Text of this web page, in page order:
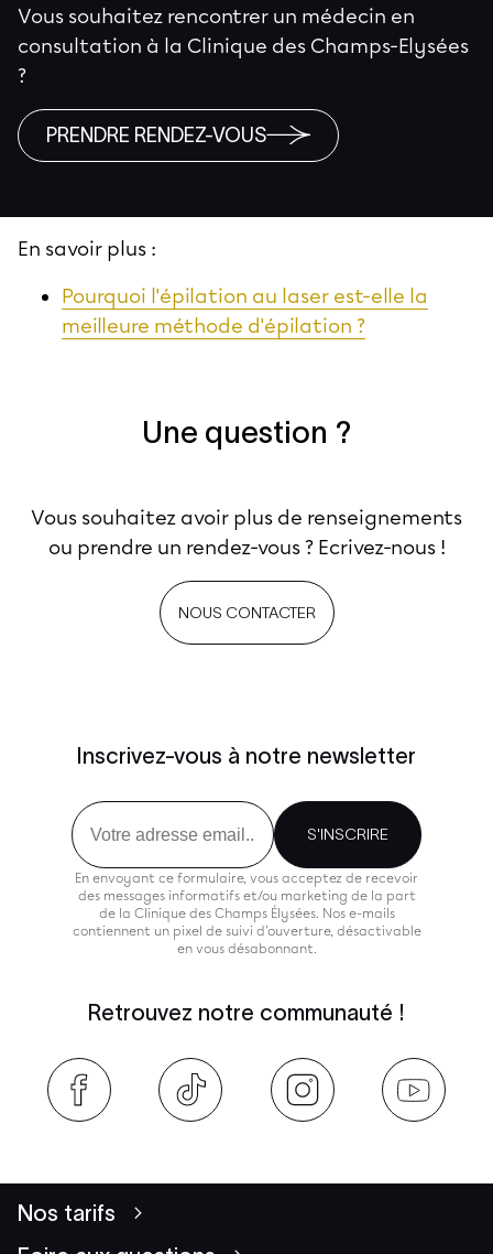
Vous souhaitez rencontrer un médecin en
consultation à la Clinique des Champs-Elysées
?
PRENDRE RENDEZ-VOUS
En savoir plus :
Pourquoi l'épilation au laser est-elle la
meilleure méthode d'épilation ?
Une question ?
Vous souhaitez avoir plus de renseignements
ou prendre un rendez-vous ? Ecrivez-nous !
NOUS CONTACTER
Inscrivez-vous à notre newsletter
Email
S'INSCRIRE
En envoyant ce formulaire, vous acceptez de recevoir
des messages informatifs et/ou marketing de la part
de la Clinique des Champs Élysées. Nos e-mails
contiennent un pixel de suivi d'ouverture, désactivable
en vous désabonnant.
Retrouvez notre communauté !
Nos tarifs